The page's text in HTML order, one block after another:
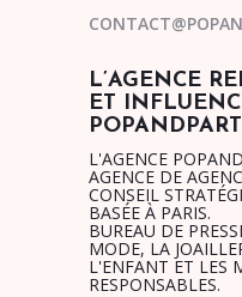
L’AGENCE
ET
L'AGENCE
AGENCE DE
CONSEIL
BASÉE À PARIS.
BUREAU DE
MODE, LA
L'ENFANT ET LES
RESPONSABLES.